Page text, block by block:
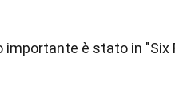
importante è stato in